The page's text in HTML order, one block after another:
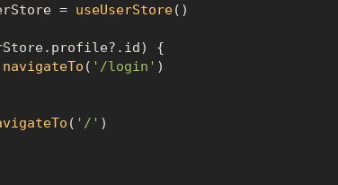
= useUserStore()
profile?. id) {
navigateTo ( '/login' )
( '/' )